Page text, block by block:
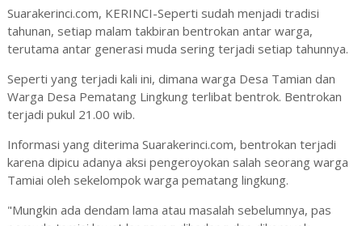
Suarakerinci.com, KERINCI-Seperti sudah menjadi tradisi
tahunan, setiap malam takbiran bentrokan antar warga,
terutama antar generasi muda sering terjadi setiap tahunnya.
Seperti yang terjadi kali ini, dimana warga Desa Tamian dan
Warga Desa Pematang Lingkung terlibat bentrok. Bentrokan
terjadi pukul 21.00 wib.
Informasi yang diterima Suarakerinci.com, bentrokan terjadi
karena dipicu adanya aksi pengeroyokan salah seorang warga
Tamiai oleh sekelompok warga pematang lingkung.
"Mungkin ada dendam lama atau masalah sebelumnya, pas